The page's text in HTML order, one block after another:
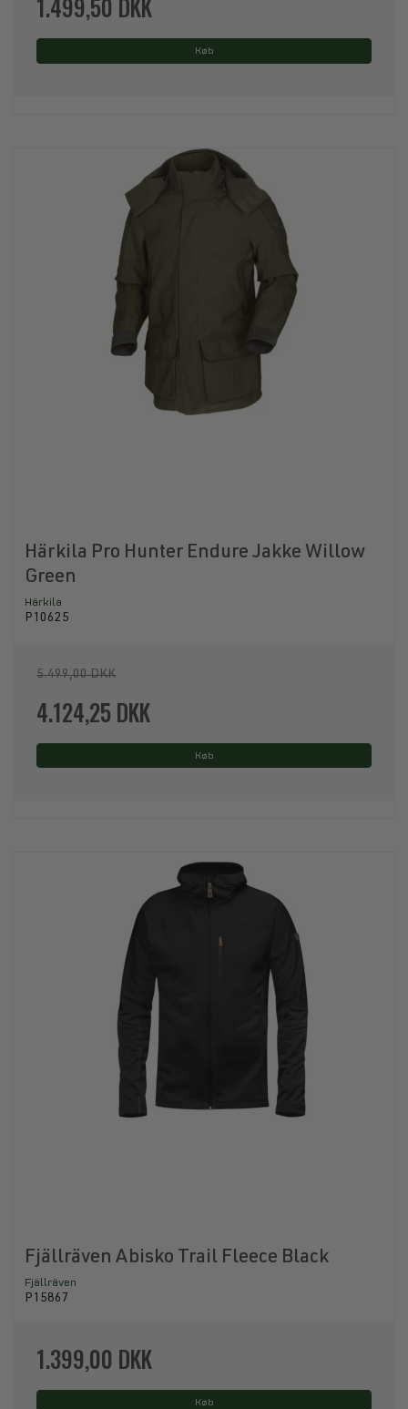
1.499,50 DKK
Køb
Härkila Pro Hunter Endure Jakke Willow
Green
Härkila
P10625
5.499,00 DKK
4.124,25 DKK
Køb
Fjällräven Abisko Trail Fleece Black
Fjällräven
P15867
1.399,00 DKK
Køb